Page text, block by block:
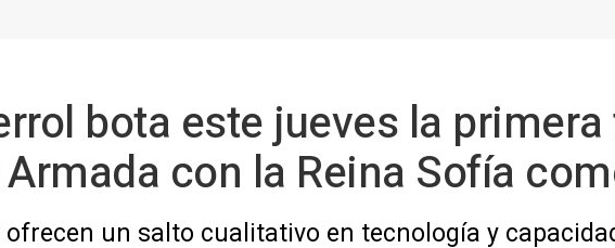
bota este jueves la
con la Reina Sofía
un salto cualitativo en tecnología y